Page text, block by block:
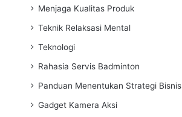
Menjaga Kualitas Produk
Teknik Relaksasi Mental
Teknologi
Rahasia Servis Badminton
Panduan Menentukan Strategi Bisnis
Gadget Kamera Aksi